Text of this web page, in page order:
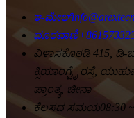
ಇ-ಮೇಲ್
ದೂರವಾಣಿ
ವಿಳಾಸಕೊಠಡಿ 415, ಡಿ-
ಕ್ಸಿಯಾಂಗ್ಟೈ ರಸ್ತೆ,
ಪ್ರಾಂತ್ಯ, ಚೀನಾ
ಕೆಲಸದ ಸಮಯ08:30